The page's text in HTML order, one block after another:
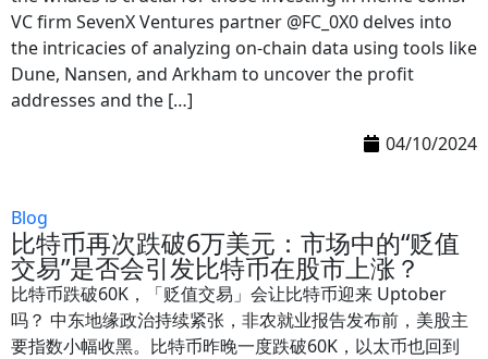
VC firm SevenX Ventures partner @FC_0X0 delves into
the intricacies of analyzing on-chain data using tools like
Dune, Nansen, and Arkham to uncover the profit
addresses and the […]
04/10/2024
Blog
比特币再次跌破6万美元：市场中的“贬值
交易”是否会引发比特币在股市上涨？
比特币跌破60K，「贬值交易」会让比特币迎来 Uptober
吗？ 中东地缘政治持续紧张，非农就业报告发布前，美股主
要指数小幅收黑。比特币昨晚一度跌破60K，以太币也回到